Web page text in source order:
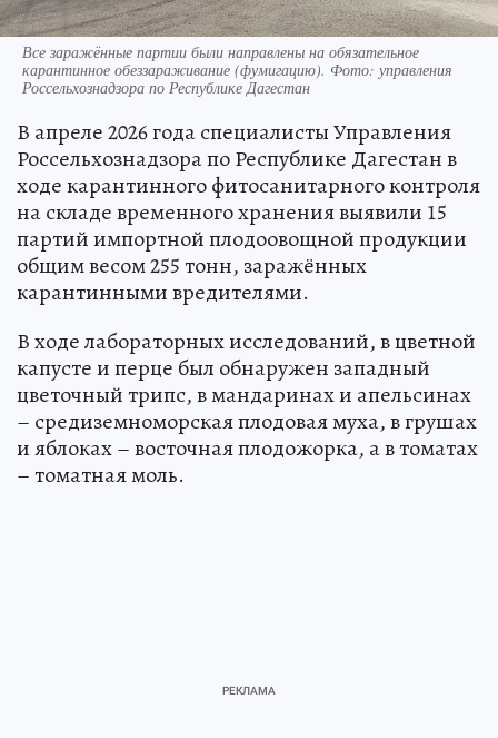
Все заражённые партии были направлены на обязательное
карантинное обеззараживание (фумигацию). Фото: управления
Россельхознадзора по Республике Дагестан
В апреле 2026 года специалисты Управления
Россельхознадзора по Республике Дагестан в
ходе карантинного фитосанитарного контроля
на складе временного хранения выявили 15
партий импортной плодоовощной продукции
общим весом 255 тонн, заражённых
карантинными вредителями.
В ходе лабораторных исследований, в цветной
капусте и перце был обнаружен западный
цветочный трипс, в мандаринах и апельсинах
– средиземноморская плодовая муха, в грушах
и яблоках – восточная плодожорка, а в томатах
– томатная моль.